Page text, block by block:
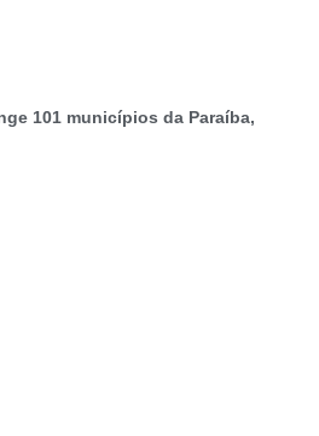
101 municípios da Paraíba,